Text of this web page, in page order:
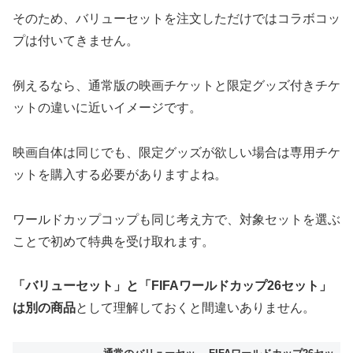
そのため、バリューセットを注文しただけではコラボコッ
プは付いてきません。
例えるなら、通常版の映画チケットと限定グッズ付きチケ
ットの違いに近いイメージです。
映画自体は同じでも、限定グッズが欲しい場合は専用チケ
ットを購入する必要がありますよね。
ワールドカップコップも同じ考え方で、対象セットを選ぶ
ことで初めて特典を受け取れます。
「バリューセット」と「FIFAワールドカップ26セット」
は別の商品として理解しておくと間違いありません。